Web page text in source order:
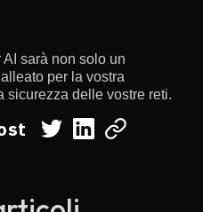
sarà non solo un
per la vostra
sicurezza delle vostre reti.